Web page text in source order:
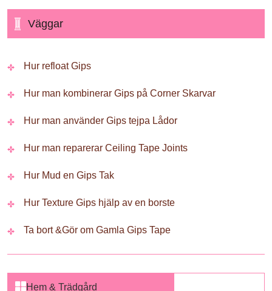
Väggar
Hur refloat Gips
Hur man kombinerar Gips på Corner Skarvar
Hur man använder Gips tejpa Lådor
Hur man reparerar Ceiling Tape Joints
Hur Mud en Gips Tak
Hur Texture Gips hjälp av en borste
Ta bort &Gör om Gamla Gips Tape
Hem & Trädgård